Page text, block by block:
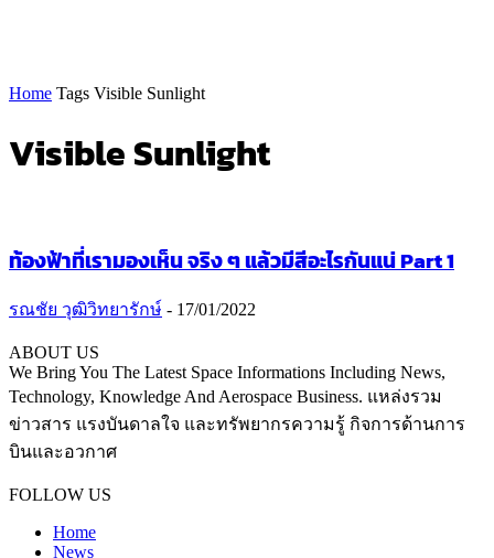
Home Tags Visible Sunlight
Visible Sunlight
ท้องฟ้าที่เรามองเห็น จริง ๆ แล้วมีสีอะไรกันแน่ Part 1
รณชัย วุฒิวิทยารักษ์ - 17/01/2022
ABOUT US
We Bring You The Latest Space Informations Including News,
Technology, Knowledge And Aerospace Business. แหล่งรวม
ข่าวสาร แรงบันดาลใจ และทรัพยากรความรู้ กิจการด้านการ
บินและอวกาศ
FOLLOW US
Home
News